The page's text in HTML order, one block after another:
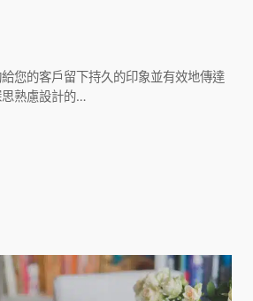
您的客戶留下持久的印象並有效地傳達
熟慮設計的…